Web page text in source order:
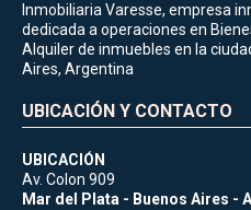
Inmobiliaria Varesse, empresa
dedicada a operaciones en
Alquiler de inmuebles en la
Aires, Argentina
UBICACIÓN Y CONTACTO
UBICACIÓN
Av. Colon 909
Mar del Plata - Buenos Aires -